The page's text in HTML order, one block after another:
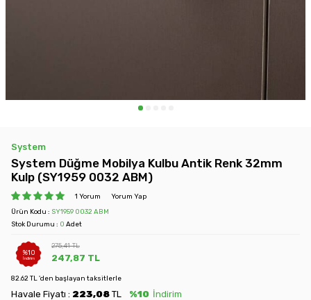
System
System Düğme Mobilya Kulbu Antik Renk 32mm
Kulp (SY1959 0032 ABM)
1 Yorum
Yorum Yap
Ürün Kodu : SY1959 0032 ABM
Stok Durumu : 0 Adet
%10
İndirim
275,41TL
247,87 TL
82.62 TL 'den başlayan taksitlerle
Havale Fiyatı : 223,08 TL %10 İndirim